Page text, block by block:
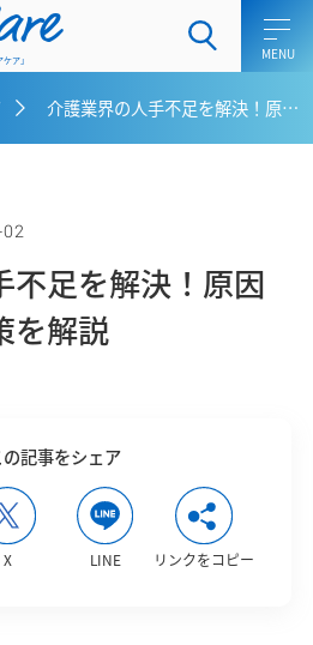
ア」
ム
介護業界の人手不足を解決！原因と具体的な対策を解説
不足を解決！原因
を解説
の記事をシェア
X LINE リンクをコピー